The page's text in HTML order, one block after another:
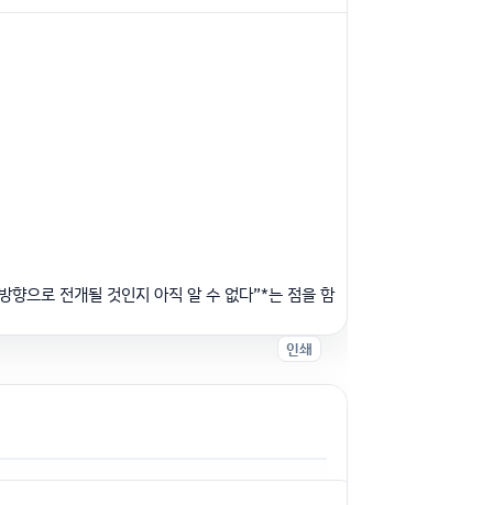
향으로 전개될 것인지 아직 알 수 없다”*는 점을 함
인쇄